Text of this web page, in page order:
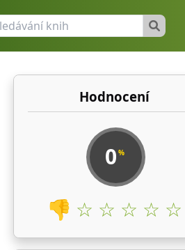
Hodnocení
0 %
👎 ☆ ☆ ☆ ☆ ☆